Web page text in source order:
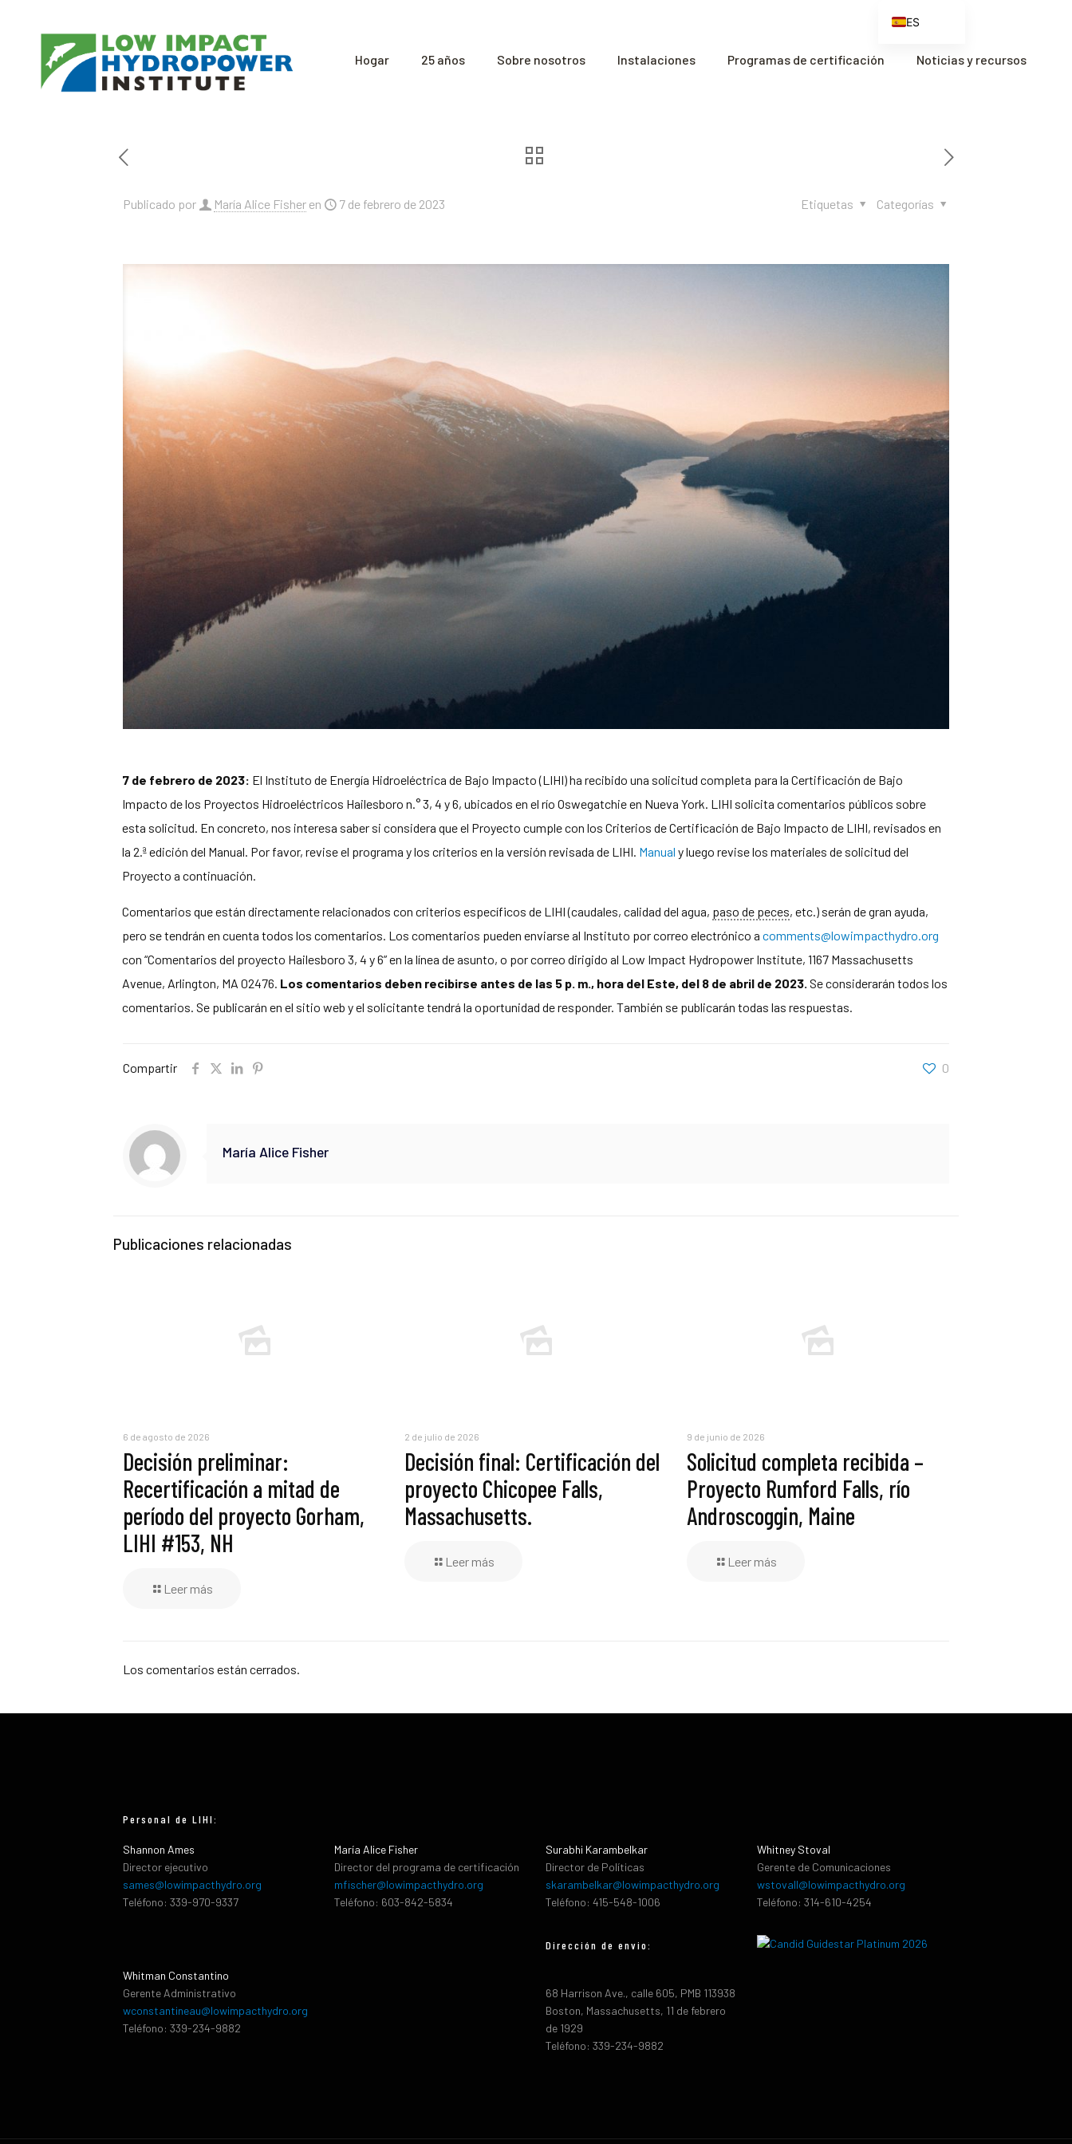
Hogar 25 años Sobre nosotros Instalaciones Programas de certificación Noticias y recursos
Publicado por María Alice Fisher en 7 de febrero de 2023 Categorías
Etiquetas
7 de febrero de 2023: El Instituto de Energía Hidroeléctrica de Bajo Impacto (LIHI) ha recibido una solicitud completa para la Certificación de Bajo
Impacto de los Proyectos Hidroeléctricos Hailesboro n.° 3, 4 y 6, ubicados en el río Oswegatchie en Nueva York. LIHI solicita comentarios públicos sobre
esta solicitud. En concreto, nos interesa saber si considera que el Proyecto cumple con los Criterios de Certificación de Bajo Impacto de LIHI, revisados en
la 2.ª edición del Manual. Por favor, revise el programa y los criterios en la versión revisada de LIHI. Manual y luego revise los materiales de solicitud del
Proyecto a continuación.
Comentarios que están directamente relacionados con criterios específicos de LIHI (caudales, calidad del agua, paso de peces, etc.) serán de gran ayuda,
pero se tendrán en cuenta todos los comentarios. Los comentarios pueden enviarse al Instituto por correo electrónico a comments@lowimpacthydro.org
con “Comentarios del proyecto Hailesboro 3, 4 y 6” en la línea de asunto, o por correo dirigido al Low Impact Hydropower Institute, 1167 Massachusetts
Avenue, Arlington, MA 02476. Los comentarios deben recibirse antes de las 5 p. m., hora del Este, del 8 de abril de 2023. Se considerarán todos los
comentarios. Se publicarán en el sitio web y el solicitante tendrá la oportunidad de responder. También se publicarán todas las respuestas.
Compartir 0
María Alice Fisher
Publicaciones relacionadas
6 de agosto de 2026
Decisión preliminar:
Recertificación a mitad de
período del proyecto Gorham,
LIHI #153, NH
Leer más
2 de julio de 2026
Decisión final: Certificación del
proyecto Chicopee Falls,
Massachusetts.
Leer más
9 de junio de 2026
Solicitud completa recibida –
Proyecto Rumford Falls, río
Androscoggin, Maine
Leer más
Los comentarios están cerrados.
Personal de LIHI:
Shannon Ames
Director ejecutivo
sames@lowimpacthydro.org
Teléfono: 339-970-9337
Whitman Constantino
Gerente Administrativo
wconstantineau@lowimpacthydro.org
Teléfono: 339-234-9882
María Alice Fisher
Director del programa de certificación
mfischer@lowimpacthydro.org
Teléfono: 603-842-5834
Surabhi Karambelkar
Director de Políticas
skarambelkar@lowimpacthydro.org
Teléfono: 415-548-1006
Dirección de envio:
68 Harrison Ave., calle 605, PMB 113938
Boston, Massachusetts, 11 de febrero
de 1929
Teléfono: 339-234-9882
Whitney Stoval
Gerente de Comunicaciones
wstovall@lowimpacthydro.org
Teléfono: 314-610-4254
ES